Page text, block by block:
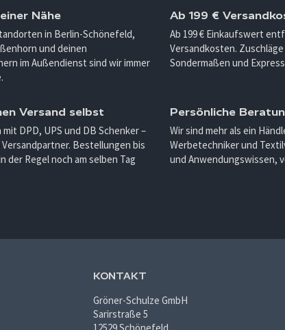
Nähe
in Berlin-Schönefeld,
und deinen
im Außendienst sind wir immer
Ab 199 €
Ab 199 € Einkaufswert
Versandkosten.
Sondermaßen und
Versand selbst
DPD, UPS und DB Schenker –
Bestellungen bis
der Regel noch am selben Tag
Persönliche
Wir sind mehr als ein
Werbetechniker und
und Anwendungswissen,
KONTAKT
Gröner-Schulze GmbH
Sarirstraße 5